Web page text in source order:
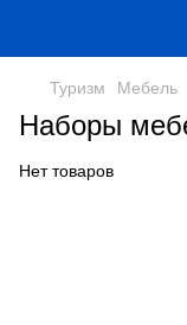
Туризм Мебель
Наборы
Нет товаров